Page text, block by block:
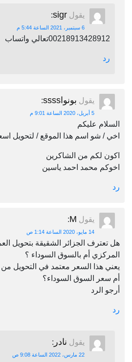
يقول sigr
:
6 سبتمبر، 2021 الساعة 5:44 م
00218913428912تعالي واتساب
رد
يقول بونواssss :
5 أبريل، 2020 الساعة 9:01 م
السلام عليكم
اخي / شو اسم هذا الموقع / لتحويل
اكون لكم من الشاكرين
اخوكم محمد احمد ياسين
رد
يقول M
:
14 مايو، 2020 الساعة 1:14 ص
هل تعترف الجزائر الشقيقة بتحويل
المركزي أم بالسوق السوداء ؟
يعني هذا السعر معتمد في التحويل من
أم سعر السوق السوداء؟
أرجو الرد
رد
يقول نادر :
22 مارس، 2022 الساعة 9:08 ص